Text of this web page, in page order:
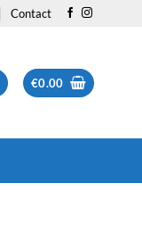
Contact
€0.00